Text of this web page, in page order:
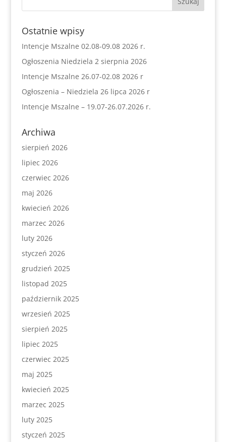
Ostatnie wpisy
Intencje Mszalne 02.08-09.08 2026 r.
Ogłoszenia Niedziela 2 sierpnia 2026
Intencje Mszalne 26.07-02.08 2026 r
Ogłoszenia – Niedziela 26 lipca 2026 r
Intencje Mszalne – 19.07-26.07.2026 r.
Archiwa
sierpień 2026
lipiec 2026
czerwiec 2026
maj 2026
kwiecień 2026
marzec 2026
luty 2026
styczeń 2026
grudzień 2025
listopad 2025
październik 2025
wrzesień 2025
sierpień 2025
lipiec 2025
czerwiec 2025
maj 2025
kwiecień 2025
marzec 2025
luty 2025
styczeń 2025